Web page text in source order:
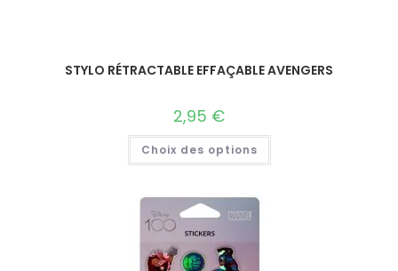
STYLO RÉTRACTABLE EFFAÇABLE AVENGERS
2,95 €
Choix des options